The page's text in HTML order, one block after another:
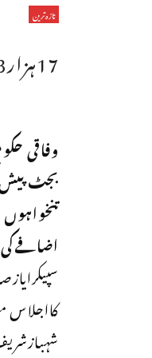
تازہ ترین
17ہزار573ارب روپےکا بجٹ پیش،تنخواہوں میں10،پنشن میں 7 فیصد اضافہ
بجٹ پیش
کااجلاس